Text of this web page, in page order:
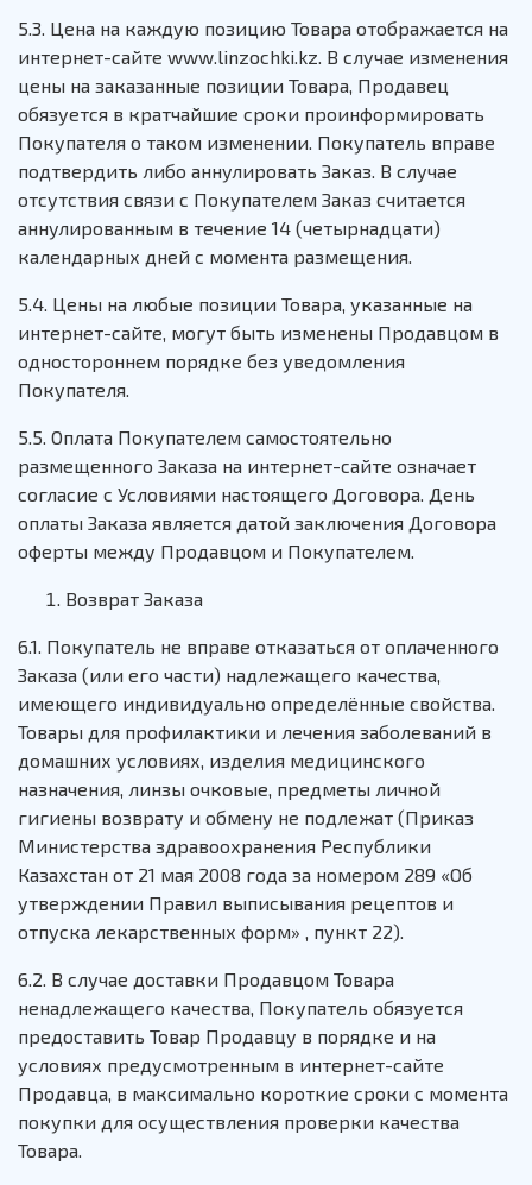
5.3. Цена на каждую позицию Товара отображается на
интернет-сайте www.linzochki.kz. В случае изменения
цены на заказанные позиции Товара, Продавец
обязуется в кратчайшие сроки проинформировать
Покупателя о таком изменении. Покупатель вправе
подтвердить либо аннулировать Заказ. В случае
отсутствия связи с Покупателем Заказ считается
аннулированным в течение 14 (четырнадцати)
календарных дней с момента размещения.
5.4. Цены на любые позиции Товара, указанные на
интернет-сайте, могут быть изменены Продавцом в
одностороннем порядке без уведомления
Покупателя.
5.5. Оплата Покупателем самостоятельно
размещенного Заказа на интернет-сайте означает
согласие с Условиями настоящего Договора. День
оплаты Заказа является датой заключения Договора
оферты между Продавцом и Покупателем.
Возврат Заказа
6.1. Покупатель не вправе отказаться от оплаченного
Заказа (или его части) надлежащего качества,
имеющего индивидуально определённые свойства.
Товары для профилактики и лечения заболеваний в
домашних условиях, изделия медицинского
назначения, линзы очковые, предметы личной
гигиены возврату и обмену не подлежат (Приказ
Министерства здравоохранения Республики
Казахстан от 21 мая 2008 года за номером 289 «Об
утверждении Правил выписывания рецептов и
отпуска лекарственных форм» , пункт 22).
6.2. В случае доставки Продавцом Товара
ненадлежащего качества, Покупатель обязуется
предоставить Товар Продавцу в порядке и на
условиях предусмотренным в интернет-сайте
Продавца, в максимально короткие сроки с момента
покупки для осуществления проверки качества
Товара.